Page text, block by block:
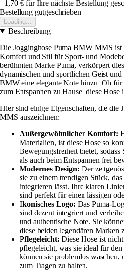
+1,70 € für Ihre nächste Bestellung
Bestellung gutgeschrieben
Loading...
Beschreibung
Die Jogginghose Puma BMW MMS ist
Komfort und Stil für Sport- und
berühmten Marke Puma, verkörpert
dynamischen und sportlichen Geist
BMW eine elegante Note hinzu. Ob
zum Entspannen zu Hause, diese Hose
Hier sind einige Eigenschaften, die die
MMS auszeichnen:
Außergewöhnlicher Komfort:
Materialien, ist diese Hose so
Bewegungsfreiheit bietet,
als auch beim Entspannen frei
Modernes Design: Der
sie zu einem trendigen Stück,
integrieren lässt. Ihre klaren
sind perfekt für einen lässigen
Ikonisches Logo: Das Puma-
sind dezent integriert und
und authentische Note. Sie
diese beiden legendären Marken
Pflegeleicht: Diese Hose ist
pflegeleicht, was sie ideal für
können sie problemlos waschen,
zum Tragen zu halten.